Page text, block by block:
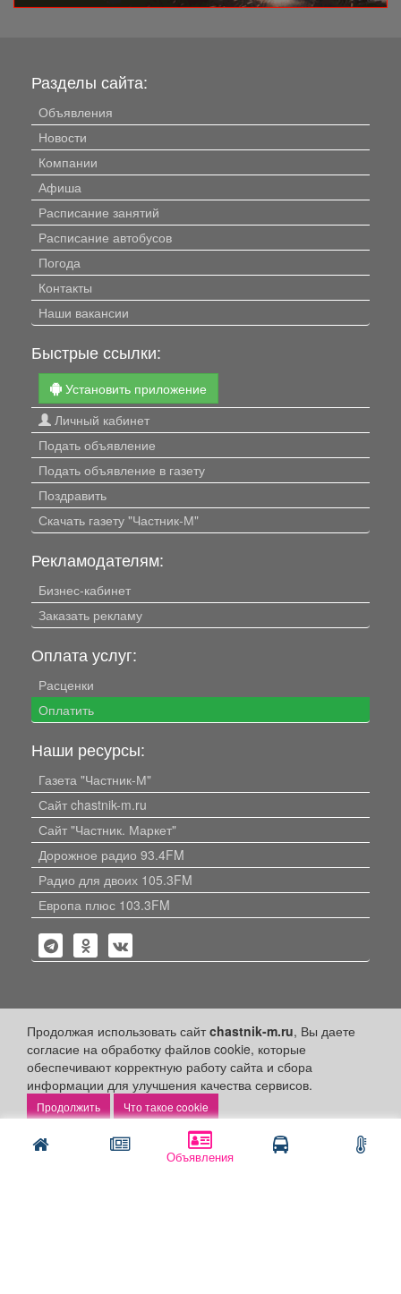
Объявления
Продолжая использовать сайтchastnik-m.ru, Вы даете
согласие на обработку файлов cookie, которые
обеспечивают корректную работу сайта и сбора
информации для улучшения качества сервисов.
Что такое cookie
Разделы сайта:
Объявления
Новости
Компании
Афиша
Расписание занятий
Расписание автобусов
Погода
Контакты
Наши вакансии
Быстрые ссылки:
Установить приложение
Личный кабинет
Подать объявление
Подать объявление в газету
Поздравить
Скачать газету "Частник-М"
Рекламодателям:
Бизнес-кабинет
Заказать рекламу
Оплата услуг:
Расценки
Оплатить
Наши ресурсы:
Газета "Частник-М"
Сайт chastnik-m.ru
Сайт "Частник. Маркет"
Дорожное радио 93.4FM
Радио для двоих 105.3FM
Европа плюс 103.3FM
Политика конфиденциальности
Публикации с пометкой «Реклама», «На правах рекламы»,
«Партнёрский проект» оплачены рекламодателем.
Редакция сайта не несет ответственности за достоверность
информации, содержащейся в рекламных материалах и
объявлениях.
+16 © 2006-2026 ООО "Частник-М"